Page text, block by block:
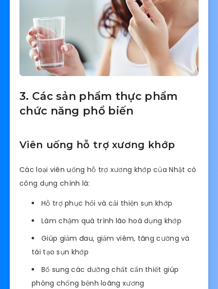
3. Các sản phẩm thực phẩm
chức năng phổ biến
Viên uống hỗ trợ xương khớp
Các loại viên uống hỗ trợ xương khớp của Nhật có
công dụng chính là:
Hỗ trợ phục hồi và cải thiện sụn khớp
Làm chậm quá trình lão hoá dụng khớp
Giúp giảm đau, giảm viêm, tăng cường và
tái tạo sụn khớp
Bổ sung các dưỡng chất cần thiết giúp
phòng chống bệnh loãng xương